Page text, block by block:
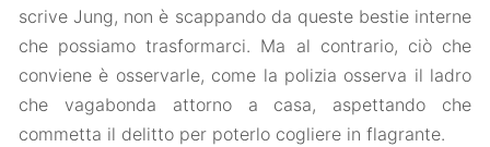
scrive Jung, non è scappando da queste bestie interne
che possiamo trasformarci. Ma al contrario, ciò che
conviene è osservarle, come la polizia osserva il ladro
che vagabonda attorno a casa, aspettando che
commetta il delitto per poterlo cogliere in flagrante.